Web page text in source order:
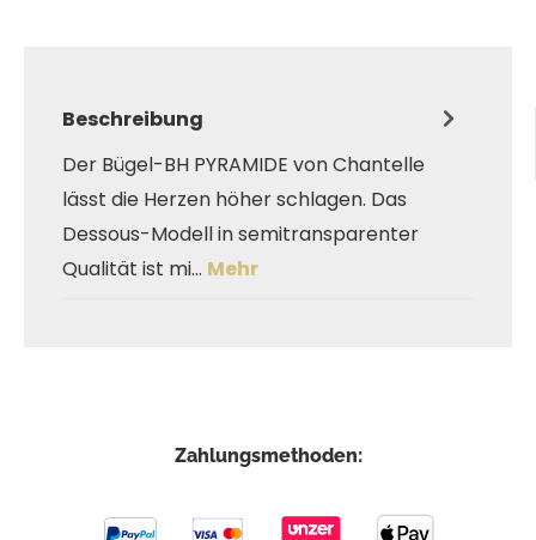
Beschreibung
Der Bügel-BH PYRAMIDE von Chantelle
lässt die Herzen höher schlagen. Das
Dessous-Modell in semitransparenter
Qualität ist mi… Mehr
Zahlungsmethoden: